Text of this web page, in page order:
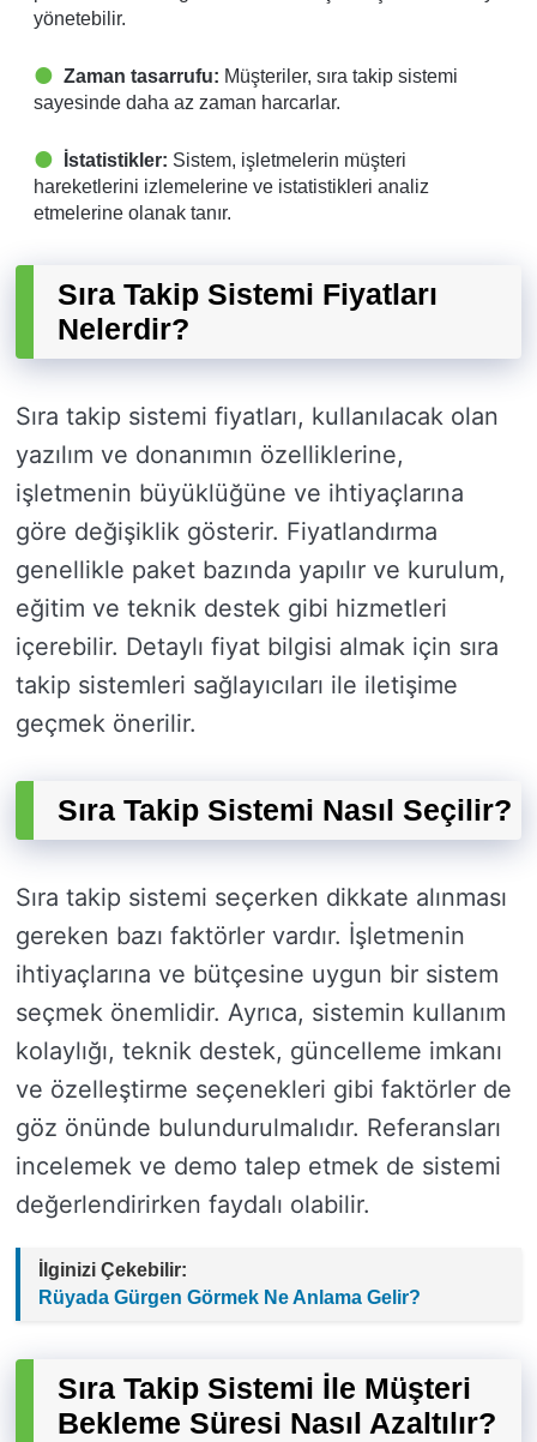
yönetebilir.
Zaman tasarrufu: Müşteriler, sıra takip sistemi
sayesinde daha az zaman harcarlar.
İstatistikler: Sistem, işletmelerin müşteri
hareketlerini izlemelerine ve istatistikleri analiz
etmelerine olanak tanır.
Sıra Takip Sistemi Fiyatları
Nelerdir?
Sıra takip sistemi fiyatları, kullanılacak olan
yazılım ve donanımın özelliklerine,
işletmenin büyüklüğüne ve ihtiyaçlarına
göre değişiklik gösterir. Fiyatlandırma
genellikle paket bazında yapılır ve kurulum,
eğitim ve teknik destek gibi hizmetleri
içerebilir. Detaylı fiyat bilgisi almak için sıra
takip sistemleri sağlayıcıları ile iletişime
geçmek önerilir.
Sıra Takip Sistemi Nasıl Seçilir?
Sıra takip sistemi seçerken dikkate alınması
gereken bazı faktörler vardır. İşletmenin
ihtiyaçlarına ve bütçesine uygun bir sistem
seçmek önemlidir. Ayrıca, sistemin kullanım
kolaylığı, teknik destek, güncelleme imkanı
ve özelleştirme seçenekleri gibi faktörler de
göz önünde bulundurulmalıdır. Referansları
incelemek ve demo talep etmek de sistemi
değerlendirirken faydalı olabilir.
İlginizi Çekebilir:
Rüyada Gürgen Görmek Ne Anlama Gelir?
Sıra Takip Sistemi İle Müşteri
Bekleme Süresi Nasıl Azaltılır?